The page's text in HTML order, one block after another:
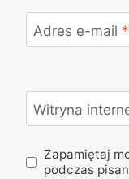
Adres e-mail *
Witryna
Zapamiętaj
podczas